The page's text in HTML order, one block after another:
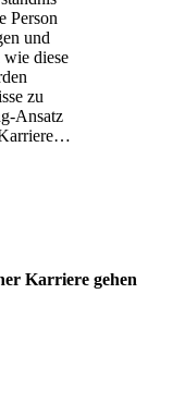
Person
und
diese
zu
Ansatz
Karriere…
Karriere gehen